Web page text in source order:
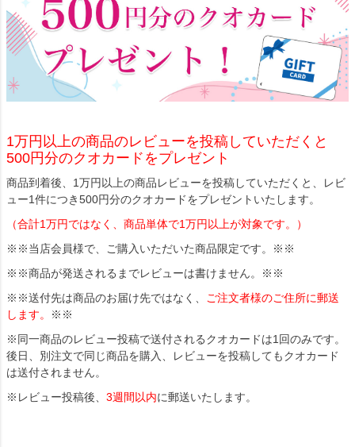
1万円以上の商品のレビューを投稿していただくと
500円分のクオカードをプレゼント
商品到着後、1万円以上の商品レビューを投稿していただくと、レビ
ュー1件につき500円分のクオカードをプレゼントいたします。
（合計1万円ではなく、商品単体で1万円以上が対象です。）
※※当店会員様で、ご購入いただいた商品限定です。※※
※※商品が発送されるまでレビューは書けません。※※
※※送付先は商品のお届け先ではなく、
ご注文者様のご住所に郵送
します。
※※
※同一商品のレビュー投稿で送付されるクオカードは1回のみです。
後日、別注文で同じ商品を購入、レビューを投稿してもクオカード
は送付されません。
※レビュー投稿後、 3週間以内に郵送いたします。